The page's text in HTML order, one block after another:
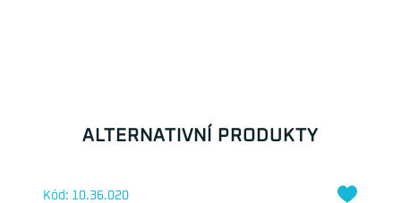
ALTERNATIVNÍ PRODUKTY
Kód: 10.36.020